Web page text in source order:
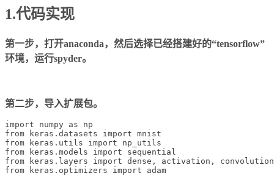
1.代码实现
第一步，打开anaconda，然后选择已经搭建好的“tensorflow”
环境，运行spyder。
第二步，导入扩展包。
import numpy as np
from keras.datasets import mnist
from keras.utils import np_utils
from keras.models import sequential
from keras.layers import dense, activation,